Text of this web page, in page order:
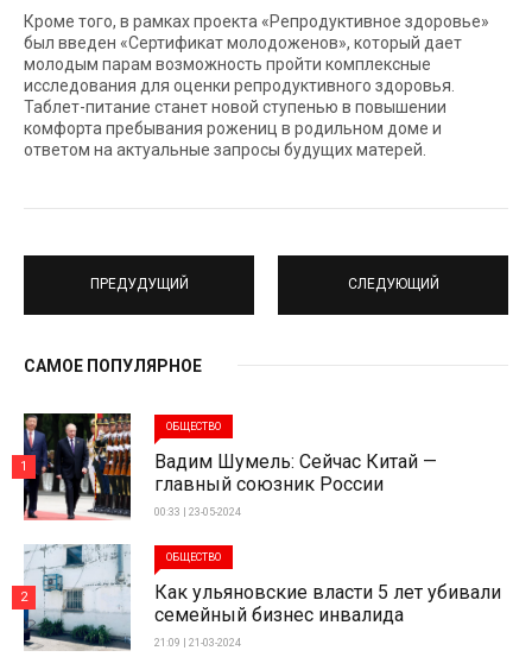
Кроме того, в рамках проекта «Репродуктивное здоровье»
был введен «Сертификат молодоженов», который дает
молодым парам возможность пройти комплексные
исследования для оценки репродуктивного здоровья.
Таблет-питание станет новой ступенью в повышении
комфорта пребывания рожениц в родильном доме и
ответом на актуальные запросы будущих матерей.
ПРЕДУДУЩИЙ СЛЕДУЮЩИЙ
САМОЕ ПОПУЛЯРНОЕ
ОБЩЕСТВО
Вадим Шумель: Сейчас Китай —
главный союзник России
00:33 | 23-05-2024
1
ОБЩЕСТВО
Как ульяновские власти 5 лет убивали
семейный бизнес инвалида
21:09 | 21-03-2024
2